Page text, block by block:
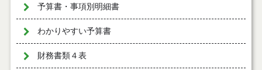
予算書・事項別明細書
わかりやすい予算書
財務書類４表